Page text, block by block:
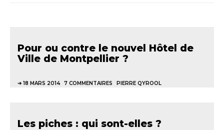
Pour ou contre le nouvel Hôtel de
Ville de Montpellier ?
18 MARS 2014 7 COMMENTAIRES PIERRE QYROOL
Les piches : qui sont-elles ?